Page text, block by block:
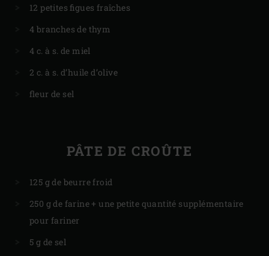
12 petites figues fraîches
4 branches de thym
4 c. à s. de miel
2 c. à s. d’huile d’olive
fleur de sel
PÂTE DE CROÛTE
125 g de beurre froid
250 g de farine + une petite quantité supplémentaire
pour fariner
5 g de sel